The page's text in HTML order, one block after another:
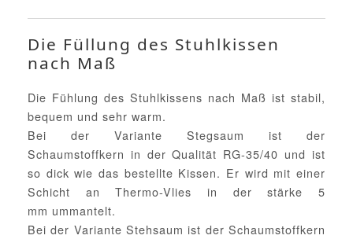
Die Füllung des Stuhlkissen
nach Maß
Die Fühlung des Stuhlkissens nach Maß ist stabil,
bequem und sehr warm.
Bei der Variante Stegsaum ist der
Schaumstoffkern in der Qualität RG-35/40 und ist
so dick wie das bestellte Kissen. Er wird mit einer
Schicht an Thermo-Vlies in der stärke 5
mm ummantelt.
Bei der Variante Stehsaum ist der Schaumstoffkern